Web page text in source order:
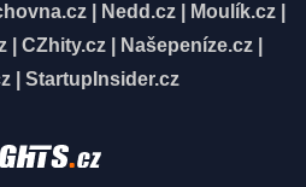
| Nedd.cz| Moulík.cz|
CZhity.cz Našepeníze.cz
StartupInsider.cz